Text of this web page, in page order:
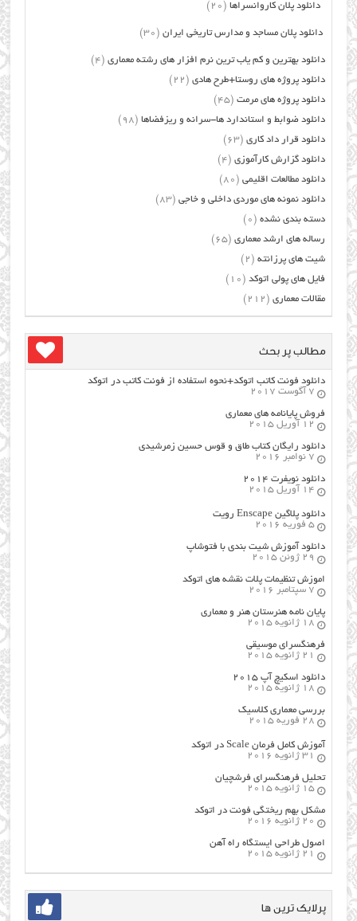
دانلود پلان کاروانسراها (20)
دانلود پلان مساجد و مدارس تاریخی ایران (30)
دانلود بهترین و کم یاب ترین نرم افزار های رشته معماری (4)
دانلود پروژه های روستا+طرح هادی (22)
دانلود پروژه های مرمت (45)
دانلود ضوابط و استاندارد ها-سرانه و ریزفضاها (98)
دانلود قرار داد کاری (63)
دانلود گزارش کارآموزی (4)
دانلود مطالعات اقلیمی (80)
دانلود نمونه های موردی داخلی و خاجی (83)
دسته بندی نشده (0)
رساله های ارشد معماری (65)
شیت های پرزانته (2)
فایل های پولی اتوکد (10)
مقالات معماری (212)
مطالب پر بحث
دانلود فونت کاتب اتوکد+نحوه استفاده از فونت کاتب در اتوکد
7 آگوست 2017
فروش پایانامه های معماری
12 آوریل 2015
دانلود رایگان کتاب طاق و قوس حسین زمرشیدی
7 نوامبر 2016
دانلود نویفرت ۲۰۱۴
14 آوریل 2015
دانلود پلاگین Enscape رویت
5 فوریه 2016
دانلود آموزش شیت بندی با فتوشاپ
29 ژوئن 2015
اموزش تنظیمات پلات نقشه های اتوکد
7 سپتامبر 2016
پایان نامه هنرستان هنر و معماري
18 ژانویه 2015
فرهنگسراي موسيقي
21 ژانویه 2015
دانلود اسکیچ آپ ۲۰۱۵
18 ژانویه 2015
بررسی معماری کلاسیک
28 فوریه 2015
آموزش کامل فرمان Scale در اتوکد
31 ژانویه 2016
تحلیل فرهنگسرای فرشچیان
15 ژانویه 2015
مشکل بهم ریختگی فونت در اتوکد
20 ژانویه 2016
اصول طراحي ایستگاه راه آهن
21 ژانویه 2015
پرلایک ترین ها